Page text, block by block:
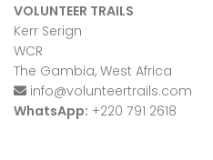
VOLUNTEER TRAILS
Kerr Serign
WCR
The Gambia, West Africa
info@volunteertrails.com
WhatsApp: +220 791 2618